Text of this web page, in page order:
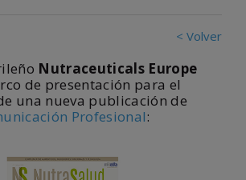
< Volver
Nutraceuticals Europe
de presentación para el
una nueva publicación de
Profesional: